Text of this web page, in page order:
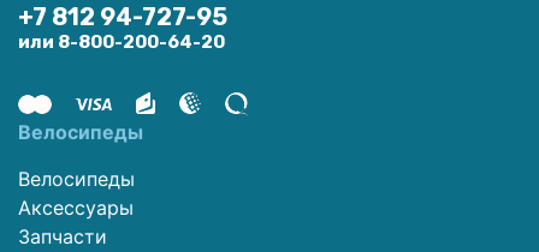
+7 812 94-727-95
или 8-800-200-64-20
Велосипеды
Велосипеды
Аксессуары
Запчасти